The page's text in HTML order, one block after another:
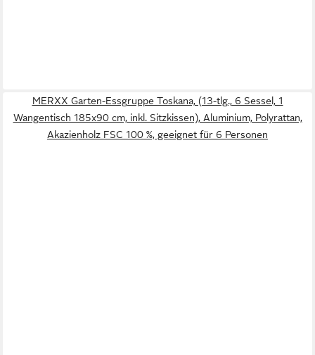
MERXX Garten-Essgruppe Toskana, (13-tlg., 6 Sessel, 1
Wangentisch 185x90 cm, inkl. Sitzkissen), Aluminium, Polyrattan,
Akazienholz FSC 100 %, geeignet für 6 Personen